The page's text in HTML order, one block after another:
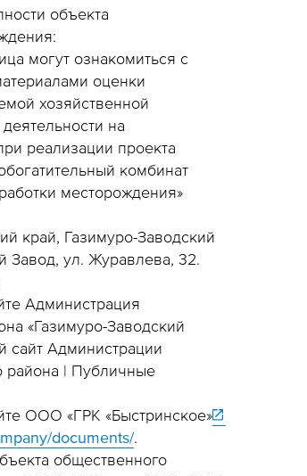
объекта
могут ознакомиться с
оценки
хозяйственной
на
реализации проекта
комбинат
месторождения»
край, Газимуро-Заводский
Завод, ул. Журавлева, 32.
Администрация
«Газимуро-Заводский
сайт Администрации
района | Публичные
ООО «ГРК «Быстринское»
documents/.
общественного